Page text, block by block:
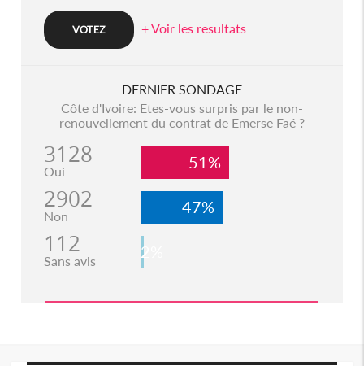
+ Voir les resultats
DERNIER SONDAGE
Côte d'Ivoire: Etes-vous surpris par le non-
renouvellement du contrat de Emerse Faé ?
3128
Oui 51%
2902
Non 47%
112
Sans avis 2%